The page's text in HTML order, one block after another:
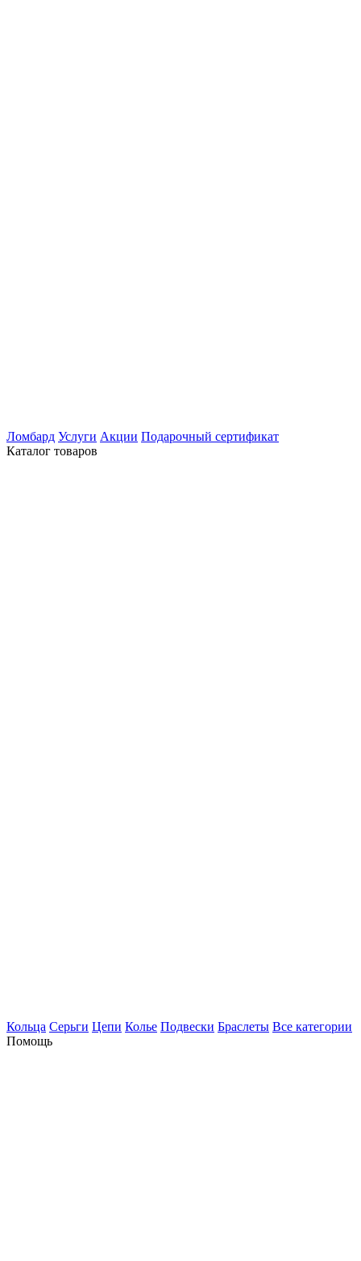
Ломбард Услуги Акции Подарочный сертификат
Каталог товаров
Кольца Серьги Цепи Колье Подвески Браслеты Все категории
Помощь